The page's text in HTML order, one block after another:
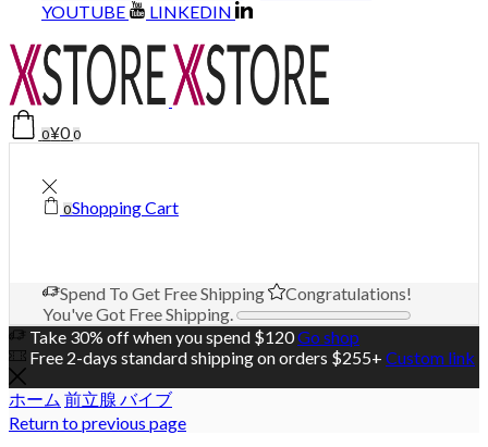
YOUTUBE
LINKEDIN
0¥0 0
0Shopping Cart
Spend To Get Free Shipping
Congratulations!
You've Got Free Shipping.
Take 30% off when you spend $120Go shop
Free 2-days standard shipping on orders $255+ Custom link
ホーム 前立腺 バイブ
Return to previous page